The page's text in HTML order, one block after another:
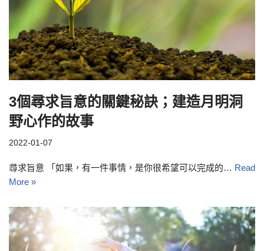
3個尋求旨意的關鍵秘訣；建造月明洞
野心作的故事
2022-01-07
尋求旨意 「如果，有一件事情，是你很希望可以完成的… Read
More »